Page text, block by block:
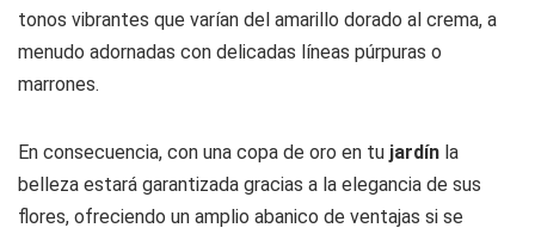
tonos vibrantes que varían del amarillo dorado al crema, a
menudo adornadas con delicadas líneas púrpuras o
marrones.
En consecuencia, con una copa de oro en tu jardín la
belleza estará garantizada gracias a la elegancia de sus
flores, ofreciendo un amplio abanico de ventajas si se